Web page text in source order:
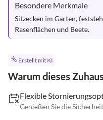
Besondere Merkmale
Sitzecken im Garten,
Rasenflächen und Beete.
Erstellt mit KI
Warum dieses
Flexible
Genießen Sie die